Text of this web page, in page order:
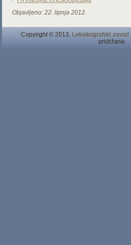
Objavljeno: 22. lipnja 2012.
Copyright © 2013. Leksikografski
pridržana.